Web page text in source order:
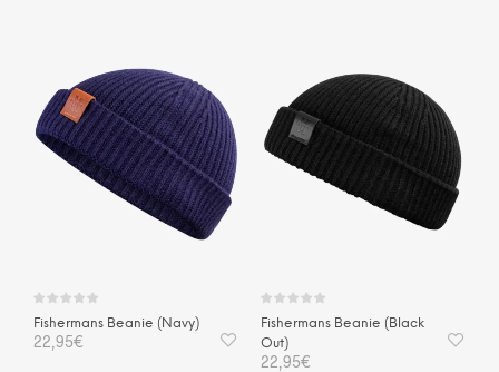
Fishermans Beanie (Navy)
22,95€
Fishermans Beanie (Black
Out)
22,95€